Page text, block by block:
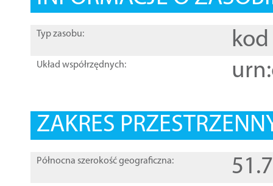
Typ zasobu: kod
Układ współrzędnych:
ZAKRES
Północna szerokość geograficzna: